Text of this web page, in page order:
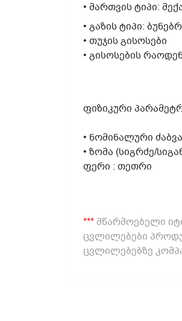
• მართვის ტიპი:
• გაზის ტიპი:
• თუჯის გისოსები
• გისოსების
ფიზიკური
• ნომინალური
• ზომა (სიგრძე/
ფერი : თეთრი
*** მწარმოებელი
ცვლილებები
ცვლილებებზე